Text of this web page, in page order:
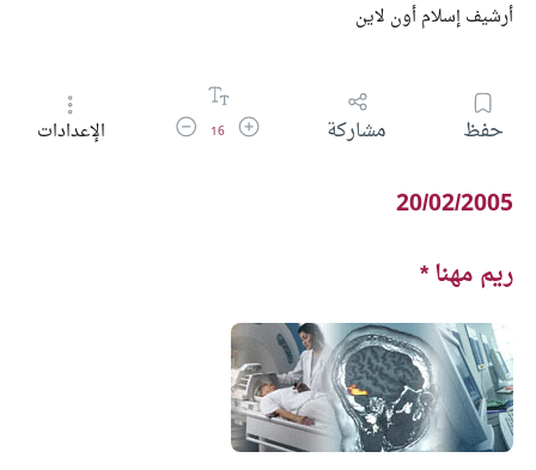
أرشيف إسلام أون لاين
حفظ مشاركة زيادة حجم الخط
16 تقليل حجم الخطالإعدادات
20/02/2005
ريم مهنا *